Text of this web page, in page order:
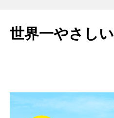
世界一やさし